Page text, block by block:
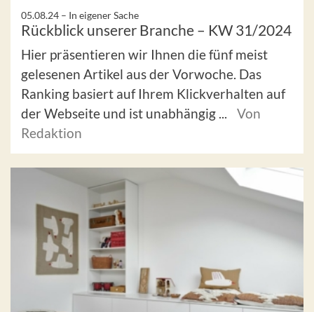
05.08.24 – In eigener Sache
Rückblick unserer Branche – KW 31/2024
Hier präsentieren wir Ihnen die fünf meist
gelesenen Artikel aus der Vorwoche. Das
Ranking basiert auf Ihrem Klickverhalten auf
der Webseite und ist unabhängig ...
Von
Redaktion